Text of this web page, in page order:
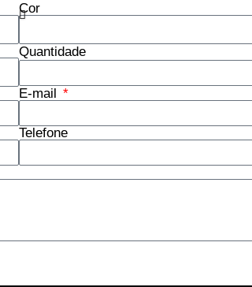
Cor
Quantidade
E-mail
Telefone